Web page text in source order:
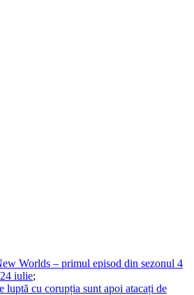
Worlds – primul episod din sezonul 4
iulie;
luptă cu corupția sunt apoi atacați de